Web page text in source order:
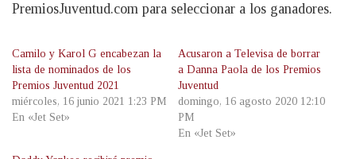
PremiosJuventud.com para seleccionar a los ganadores.
Camilo y Karol G encabezan la
lista de nominados de los
Premios Juventud 2021
miércoles, 16 junio 2021 1:23 PM
En «Jet Set»
Acusaron a Televisa de borrar
a Danna Paola de los Premios
Juventud
domingo, 16 agosto 2020 12:10
PM
En «Jet Set»